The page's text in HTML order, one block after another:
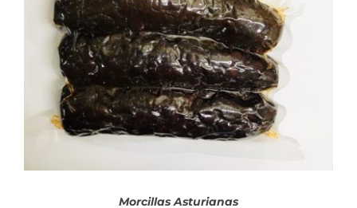
AÑADIR AL CARRITO
/
DETALLES
Morcillas Asturianas